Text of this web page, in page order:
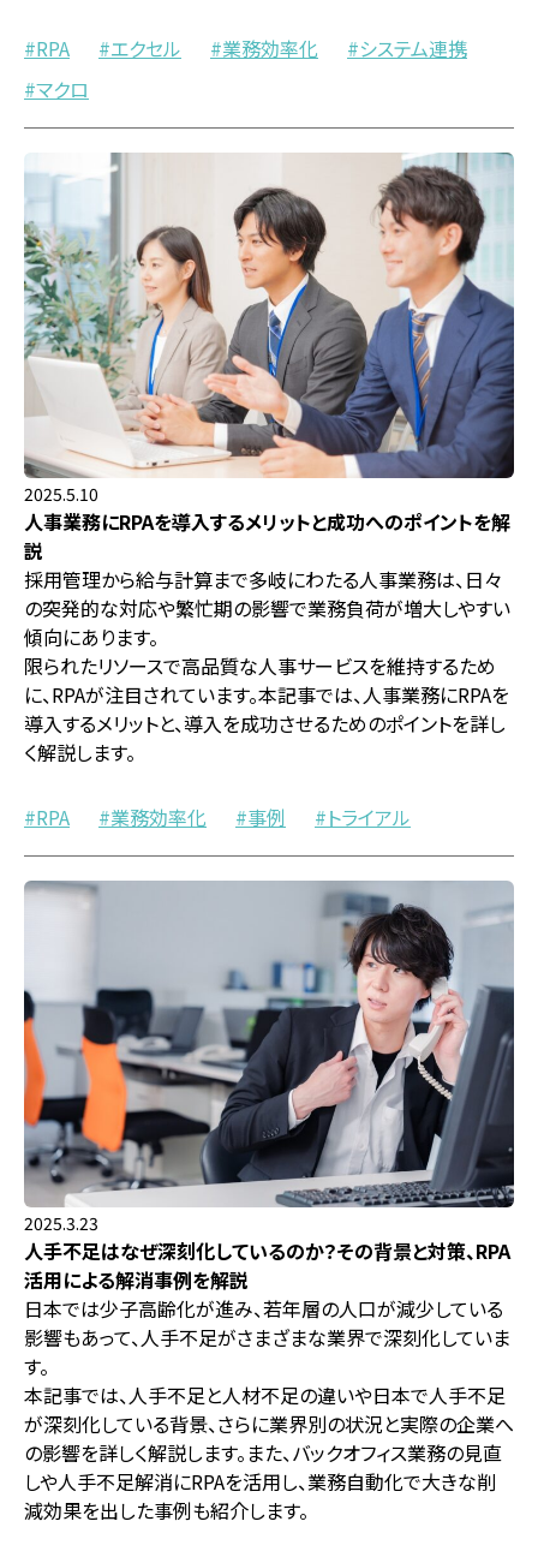
RPA エクセル 業務効率化
システム連携
マクロ
2025.5.10
人事業務にRPAを導入するメリットと成功へのポイントを解
説
採用管理から給与計算まで多岐にわたる人事業務は、日々
の突発的な対応や繁忙期の影響で業務負荷が増大しやすい
傾向にあります。
限られたリソースで高品質な人事サービスを維持するため
に、RPAが注目されています。本記事では、人事業務にRPAを
導入するメリットと、導入を成功させるためのポイントを詳し
く解説します。
RPA 業務効率化 事例 トライアル
2025.3.23
人手不足はなぜ深刻化しているのか？その背景と対策、RPA
活用による解消事例を解説
日本では少子高齢化が進み、若年層の人口が減少している
影響もあって、人手不足がさまざまな業界で深刻化していま
す。
本記事では、人手不足と人材不足の違いや日本で人手不足
が深刻化している背景、さらに業界別の状況と実際の企業へ
の影響を詳しく解説します。また、バックオフィス業務の見直
しや人手不足解消にRPAを活用し、業務自動化で大きな削
減効果を出した事例も紹介します。